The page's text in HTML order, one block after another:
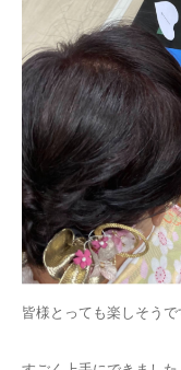
皆様とっても楽しそうで